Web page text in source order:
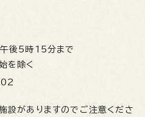
後5時15分まで
を除く
設がありますのでご注意くださ